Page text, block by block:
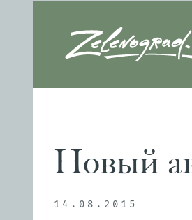
Новый
14.08.2015